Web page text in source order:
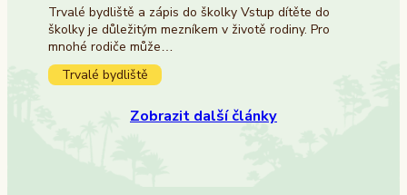
Trvalé bydliště a zápis do školky Vstup dítěte do
školky je důležitým mezníkem v životě rodiny. Pro
mnohé rodiče může…
Trvalé bydliště
Zobrazit další články